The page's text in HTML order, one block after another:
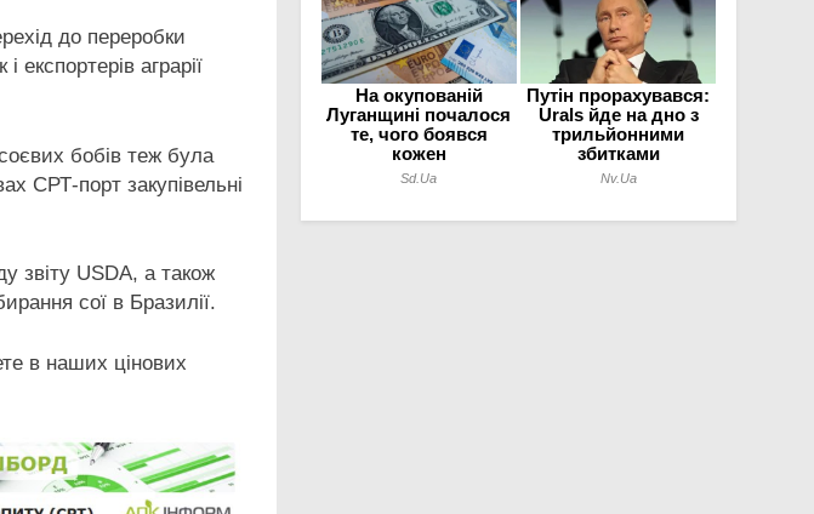
до переробки
експортерів аграрії
бобів теж була
СРТ-порт закупівельні
звіту USDA, а також
сої в Бразилії.
в наших цінових